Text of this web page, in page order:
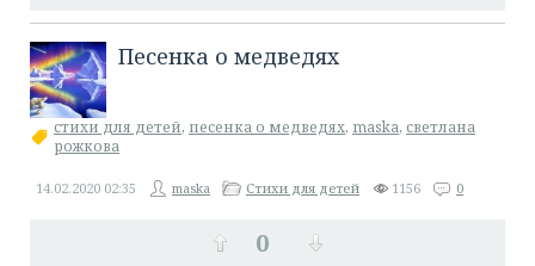
​Песенка о медведях
стихи для детей, песенка о медведях, maska, светлана
рожкова
0
14.02.2020 02:35 maska Стихи для детей 1156 0